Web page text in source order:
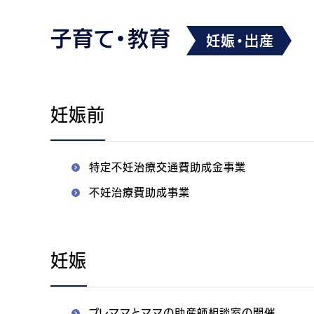
子育て・教育 妊娠・出産
妊娠前
特定不妊治療交通費助成金事業
不妊治療費助成事業
妊娠